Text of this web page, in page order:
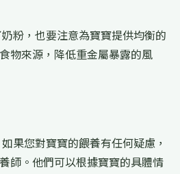
奶粉，也要注意為寶寶提供均衡的
物來源，降低重金屬暴露的風
如果您對寶寶的餵養有任何疑慮，
師。他們可以根據寶寶的具體情